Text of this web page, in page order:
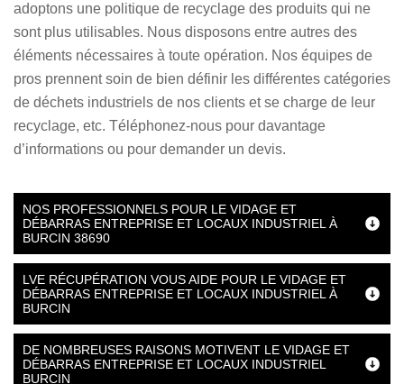
adoptons une politique de recyclage des produits qui ne
sont plus utilisables. Nous disposons entre autres des
éléments nécessaires à toute opération. Nos équipes de
pros prennent soin de bien définir les différentes catégories
de déchets industriels de nos clients et se charge de leur
recyclage, etc. Téléphonez-nous pour davantage
d’informations ou pour demander un devis.
NOS PROFESSIONNELS POUR LE VIDAGE ET
DÉBARRAS ENTREPRISE ET LOCAUX INDUSTRIEL À
BURCIN 38690
LVE RÉCUPÉRATION VOUS AIDE POUR LE VIDAGE ET
DÉBARRAS ENTREPRISE ET LOCAUX INDUSTRIEL À
BURCIN
DE NOMBREUSES RAISONS MOTIVENT LE VIDAGE ET
DÉBARRAS ENTREPRISE ET LOCAUX INDUSTRIEL
BURCIN